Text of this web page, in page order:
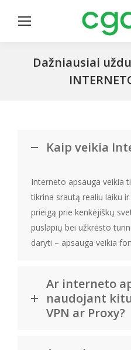
Dažniausiai
Kaip veikia
Interneto apsauga veikia
tikrina srautą realiu laiku
prieigą prie kenkėjiškų
puslapių bei užkrėsto
daryti – apsauga veikia
Ar interneto
naudojant
VPN ar Proxy?